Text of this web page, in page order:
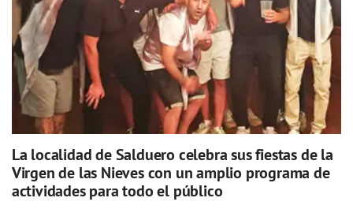
La localidad de Salduero celebra sus fiestas de la
Virgen de las Nieves con un amplio programa de
actividades para todo el público